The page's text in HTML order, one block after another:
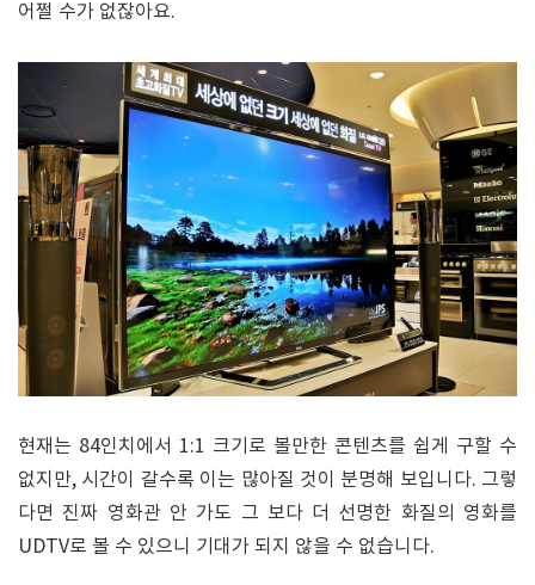
어쩔 수가 없잖아요.
현재는 84인치에서 1:1 크기로 볼만한 콘텐츠를 쉽게 구할 수
없지만, 시간이 갈수록 이는 많아질 것이 분명해 보입니다. 그렇
다면 진짜 영화관 안 가도 그 보다 더 선명한 화질의 영화를
UDTV로 볼 수 있으니 기대가 되지 않을 수 없습니다.